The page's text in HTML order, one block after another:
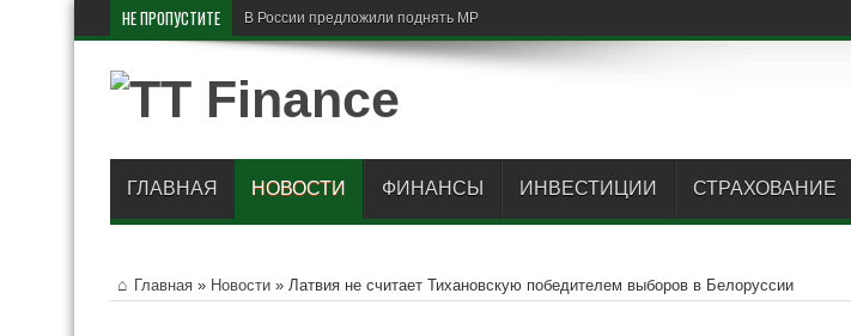
НЕ ПРОПУСТИТЕ В России предложили поднять МРОТ до 50 т
ГЛАВНАЯ НОВОСТИ ФИНАНСЫ ИНВЕСТИЦИИ СТРАХОВАНИЕ
Главная » Новости » Латвия не считает Тихановскую победителем выборов в Белоруссии